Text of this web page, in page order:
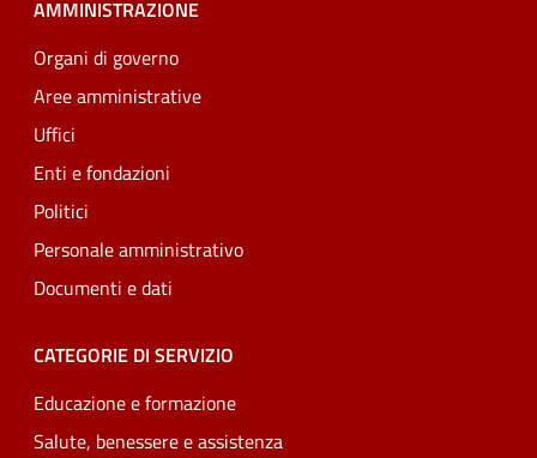
AMMINISTRAZIONE
Organi di governo
Aree amministrative
Uffici
Enti e fondazioni
Politici
Personale amministrativo
Documenti e dati
CATEGORIE DI SERVIZIO
Educazione e formazione
Salute, benessere e assistenza